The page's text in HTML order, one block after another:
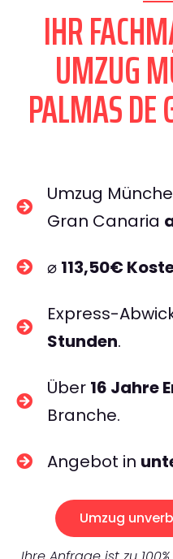
IHR
UMZUG
PALMAS
Umzug
Gran Canaria
⌀ 113,50€
Express-
Stunden.
Über 16 Jahre
Branche.
Angebot in
Umzug